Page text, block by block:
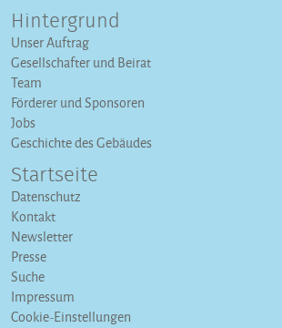
Hintergrund
Unser Auftrag
Gesellschafter und Beirat
Team
Förderer und Sponsoren
Jobs
Geschichte des Gebäudes
Startseite
Datenschutz
Kontakt
Newsletter
Presse
Suche
Impressum
Cookie-Einstellungen